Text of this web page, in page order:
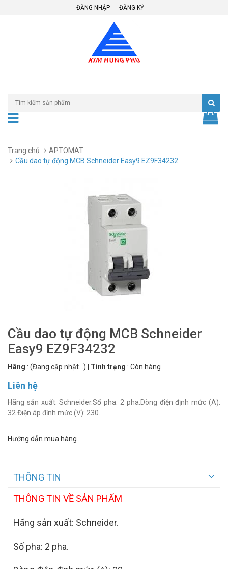
ĐĂNG NHẬP ĐĂNG KÝ
Trang chủ
APTOMAT
Cầu dao tự động MCB Schneider Easy9 EZ9F34232
Cầu dao tự động MCB Schneider
Easy9 EZ9F34232
Hãng : (Đang cập nhật...) Tình trạng : Còn hàng
Liên hệ
Hãng sản xuất: Schneider.Số pha: 2 pha.Dòng điện định mức (A):
32.Điện áp định mức (V): 230.
Hướng dẫn mua hàng
THÔNG TIN
THÔNG TIN VỀ SẢN PHẨM
Hãng sản xuất: Schneider.
Số pha: 2 pha.